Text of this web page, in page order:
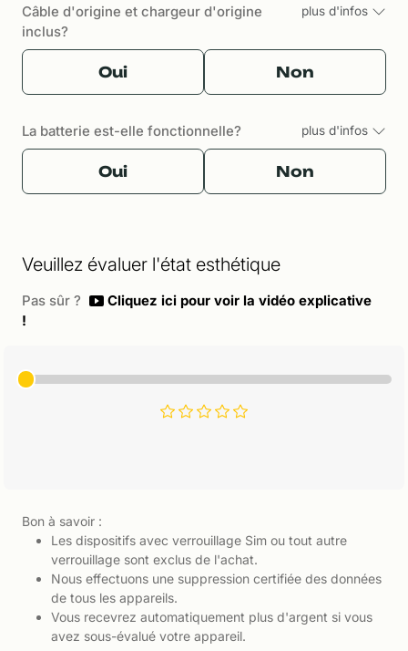
Câble d'origine et chargeur d'origine
inclus?
plus d'infos
Oui Non
La batterie est-elle fonctionnelle? plus d'infos
Oui Non
Veuillez évaluer l'état esthétique
Pas sûr ?
Cliquez ici pour voir la vidéo explicative
!
Bon à savoir :
Les dispositifs avec verrouillage Sim ou tout autre
verrouillage sont exclus de l'achat.
Nous effectuons une suppression certifiée des données
de tous les appareils.
Vous recevrez automatiquement plus d'argent si vous
avez sous-évalué votre appareil.